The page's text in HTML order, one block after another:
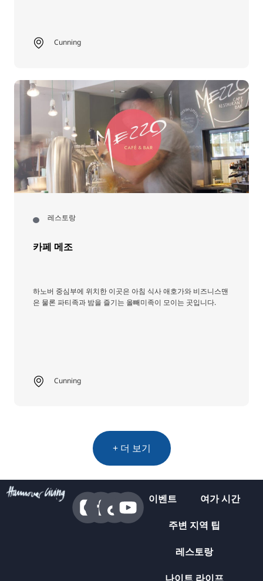
Cunning
레스토랑
카페 메조
하노버 중심부에 위치한 이곳은 아침 식사 애호가와 비즈니스맨
은 물론 파티족과 밤을 즐기는 올빼미족이 모이는 곳입니다.
Cunning
+ 더 보기
이벤트 여가 시간
주변 지역 팁
레스토랑
나이트 라이프